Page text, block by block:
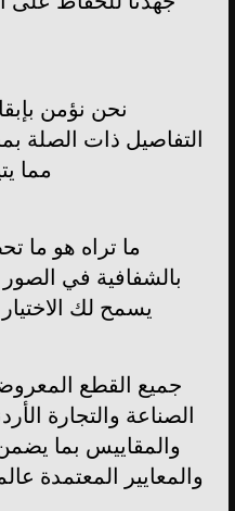
نحن نؤمن
التفاصيل ذات الصلة
مما
ما تراه هو ما
بالشفافية في الصور
يسمح لك
جميع القطع
الصناعة والتجارة
والمقاييس بما يضمن
والمعايير المعتمدة